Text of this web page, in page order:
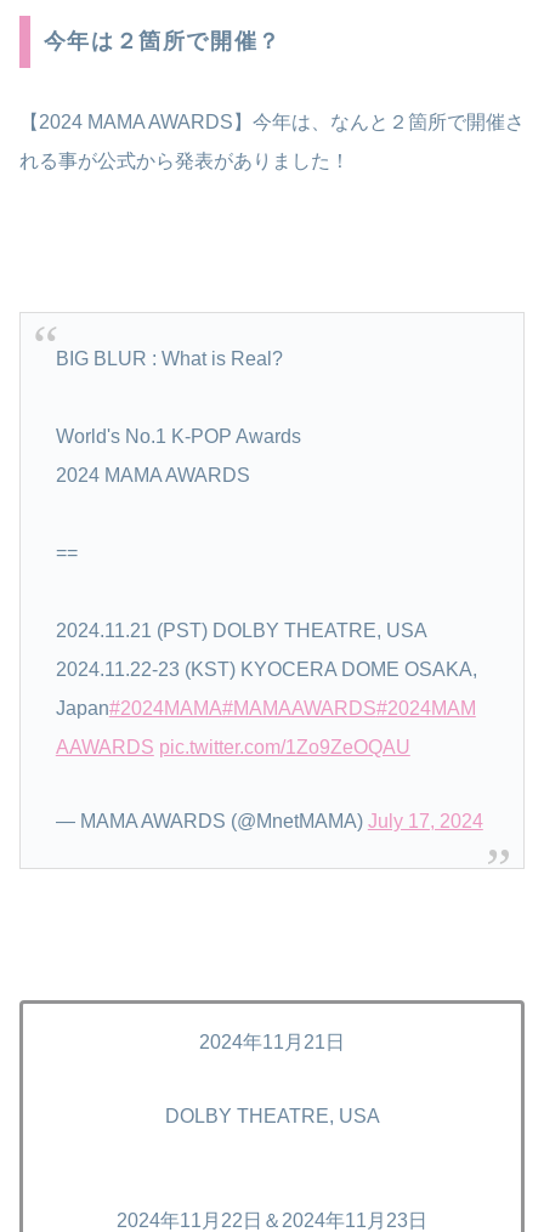
今年は２箇所で開催？
【2024 MAMA AWARDS】今年は、なんと２箇所で開催さ
れる事が公式から発表がありました！
BIG BLUR : What is Real?
World's No.1 K-POP Awards
2024 MAMA AWARDS
==
2024.11.21 (PST) DOLBY THEATRE, USA
2024.11.22-23 (KST) KYOCERA DOME OSAKA,
Japan#2024MAMA#MAMAAWARDS#2024MAM
AAWARDS pic.twitter.com/1Zo9ZeOQAU
— MAMA AWARDS (@MnetMAMA) July 17, 2024
2024年11月21日
DOLBY THEATRE, USA
2024年11月22日＆2024年11月23日